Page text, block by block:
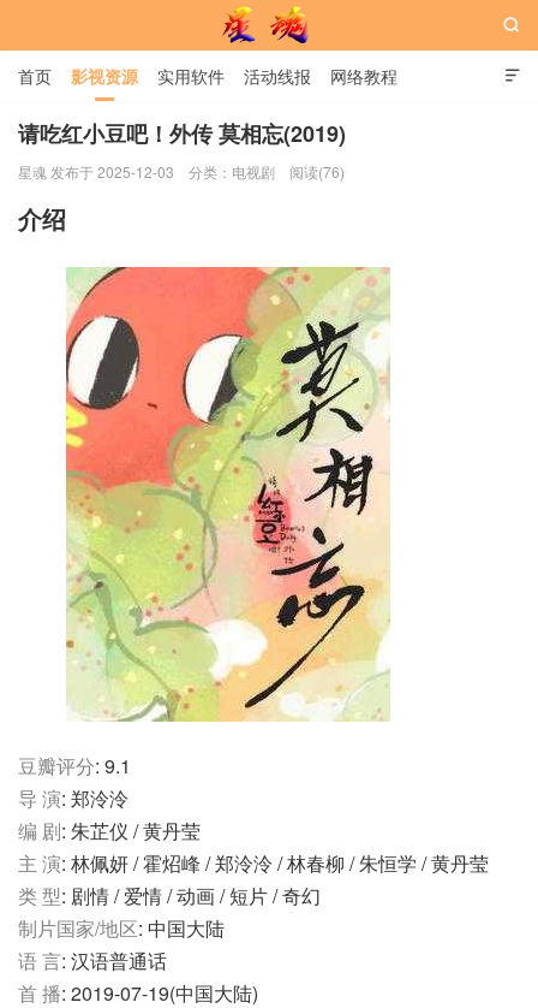

首页 影视资源 实用软件 活动线报 网络教程
用户中心 书籍 娱乐

请吃红小豆吧！外传 莫相忘(2019)
星魂 发布于 2025-12-03 分类： 电视剧 阅读(76)
介绍
豆瓣评分: 9.1
导 演: 郑泠泠
编 剧: 朱芷仪 / 黄丹莹
主 演: 林佩妍 / 霍炤峰 / 郑泠泠 / 林春柳 / 朱恒学 / 黄丹莹
类 型: 剧情 / 爱情 / 动画 / 短片 / 奇幻
制片国家/地区: 中国大陆
语 言: 汉语普通话
首 播: 2019-07-19(中国大陆)